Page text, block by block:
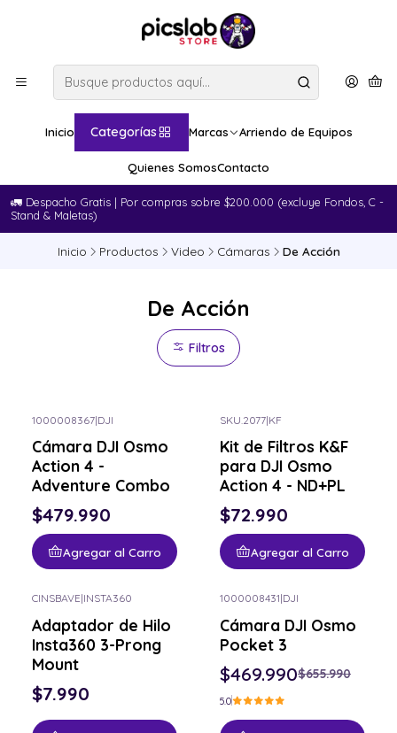
Inicio Categorías Marcas Arriendo de Equipos
Quienes SomosContacto
🚛​ Despacho Gratis | Por compras sobre $200.000 (excluye Fondos, C -
Stand & Maletas)
Inicio Productos Video Cámaras De Acción
De Acción
Filtros
1000008367|DJI
Cámara DJI Osmo
Action 4 -
Adventure Combo
$479.990
Agregar al Carro
SKU.2077|KF
Kit de Filtros K&F
para DJI Osmo
Action 4 - ND+PL
$72.990
Agregar al Carro
CINSBAVE|INSTA360
Adaptador de Hilo
Insta360 3-Prong
Mount
$7.990
1000008431|DJI
Cámara DJI Osmo
Pocket 3
$469.990$655.990
5.0